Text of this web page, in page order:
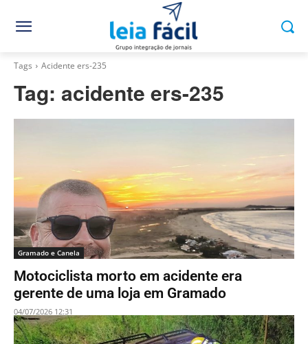
Tags Acidente ers-235
Tag: acidente ers-235
Gramado e Canela
Motociclista morto em acidente era
gerente de uma loja em Gramado
04/07/2026 12:31